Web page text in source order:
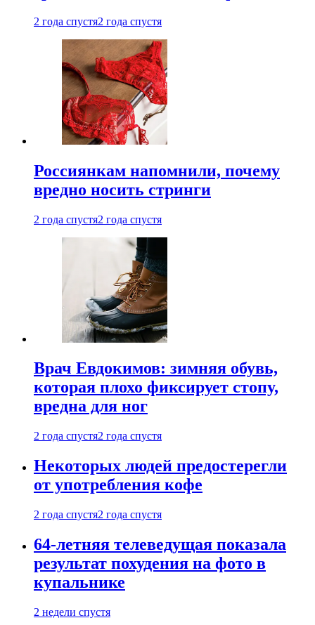
2 года спустя2 года спустя
Россиянкам напомнили, почему
вредно носить стринги
2 года спустя2 года спустя
Врач Евдокимов: зимняя обувь,
которая плохо фиксирует стопу,
вредна для ног
2 года спустя2 года спустя
Некоторых людей предостерегли
от употребления кофе
2 года спустя2 года спустя
64-летняя телеведущая показала
результат похудения на фото в
купальнике
2 недели спустя